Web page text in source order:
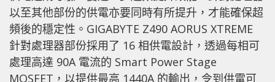
以至其他部份的供電亦要同時有所提升，才能確保超
頻後的穩定性。GIGABYTE Z490 AORUS XTREME
針對處理器部份採用了 16 相供電設計，透過每相可
處理高達 90A 電流的 Smart Power Stage
MOSFET，以提供最高 1440A 的輸出，令到供電可